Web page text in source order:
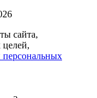
сайта,
целей,